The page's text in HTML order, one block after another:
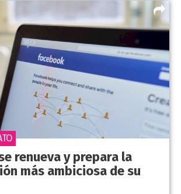
renueva y prepara la
más ambiciosa de su